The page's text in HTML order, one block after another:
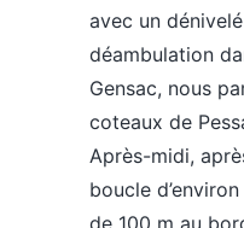
avec un
déambulation
Gensac, nous
coteaux de
Après-midi,
boucle
de 100 m au